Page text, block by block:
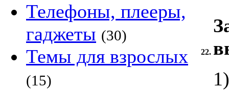
Телефоны, плееры,
гаджеты (30)
Темы для взрослых
(15)
22.